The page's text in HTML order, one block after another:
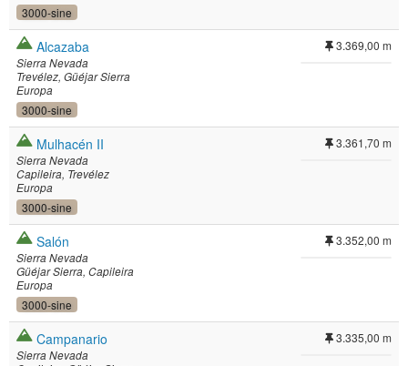
3000-sine
Alcazaba
Sierra Nevada
Trevélez Güéjar Sierra
Europa
3000-sine
3.369,00 m
Mulhacén II
Sierra Nevada
Capileira Trevélez
Europa
3000-sine
3.361,70 m
Salón
Sierra Nevada
Güéjar Sierra Capileira
Europa
3000-sine
3.352,00 m
Campanario
Sierra Nevada
3.335,00 m